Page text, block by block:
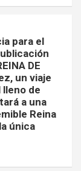
para el
DE
un viaje
de
a una
Reina
única